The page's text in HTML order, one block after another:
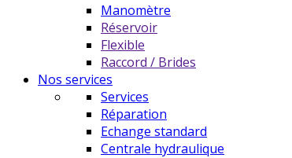
Manomètre
Réservoir
Flexible
Raccord / Brides
Nos services
Services
Réparation
Echange standard
Centrale hydraulique